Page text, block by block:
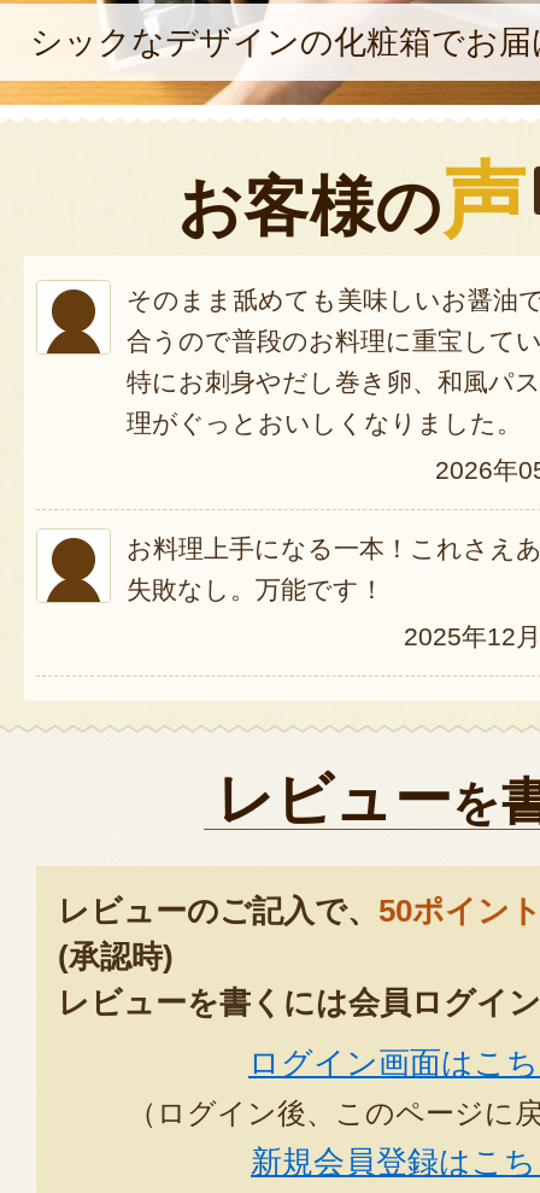
シックなデザインの化粧箱でお届
お客様の声
そのまま舐めても美味しいお醤油
合うので普段のお料理に重宝して
特にお刺身やだし巻き卵、和風パ
理がぐっとおいしくなりました。
2026年
お料理上手になる一本！これさえ
失敗なし。万能です！
2025年12
レビューを
レビューのご記入で、 50ポイン
(承認時)
レビューを書くには会員ログイ
ログイン画面はこ
（ログイン後、このページに
新規会員登録はこ